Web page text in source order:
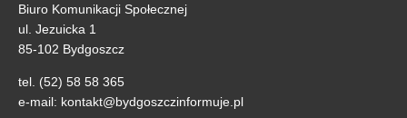
Biuro Komunikacji Społecznej
ul. Jezuicka 1
85-102 Bydgoszcz
tel. (52) 58 58 365
e-mail: kontakt@bydgoszczinformuje.pl